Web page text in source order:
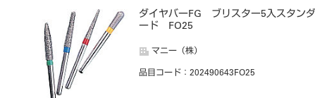
ダイヤバーFG ブリスター5入スタンダ
ード FO25
マニー（株）
品目コード ：202490643FO25